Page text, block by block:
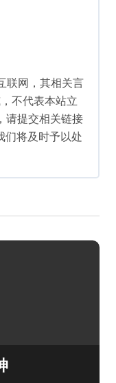
联网，其相关言
不代表本站立
请提交相关链接
们将及时予以处